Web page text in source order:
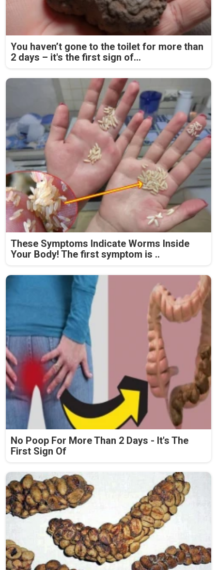
You haven’t gone to the toilet for more than
2 days – it's the first sign of...
These Symptoms Indicate Worms Inside
Your Body! The first symptom is ..
No Poop For More Than 2 Days - It's The
First Sign Of